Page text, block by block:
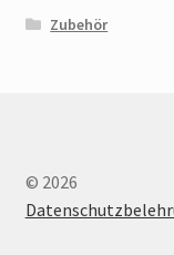
Zubehör
© 2026